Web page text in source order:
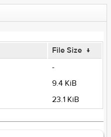
File Size ↓
-
9.4 KiB
23.1 KiB